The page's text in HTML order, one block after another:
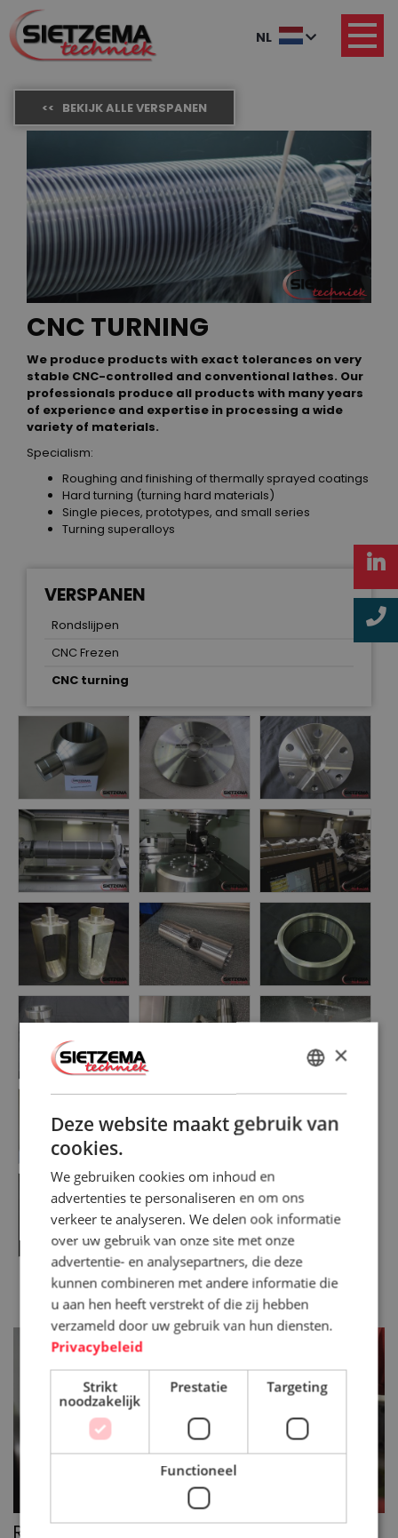
<< BEKIJK ALLE VERSPANEN
CNC TURNING
We produce products with exact tolerances on very
stable CNC-controlled and conventional lathes. Our
professionals produce all products with many years
of experience and expertise in processing a wide
variety of materials.
Specialism:
Roughing and finishing of thermally sprayed coatings
Hard turning (turning hard materials)
Single pieces, prototypes, and small series
Turning superalloys
VERSPANEN
Rondslijpen
CNC Frezen
CNC turning
VERSPANEN
Rondslijpen
NL
×
Deze website maakt gebruik van
cookies.
We gebruiken cookies om inhoud en
advertenties te personaliseren en om ons
verkeer te analyseren. We delen ook informatie
over uw gebruik van onze site met onze
advertentie- en analysepartners, die deze
kunnen combineren met andere informatie die
u aan hen heeft verstrekt of die zij hebben
verzameld door uw gebruik van hun diensten.
Privacybeleid
Strikt
noodzakelijk
Prestatie Targeting
Functioneel